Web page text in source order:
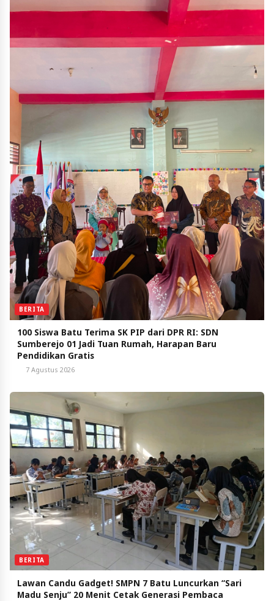
BERITA
100 Siswa Batu Terima SK PIP dari DPR RI: SDN
Sumberejo 01 Jadi Tuan Rumah, Harapan Baru
Pendidikan Gratis
7 Agustus 2026
BERITA
Lawan Candu Gadget! SMPN 7 Batu Luncurkan “Sari
Madu Senju” 20 Menit Cetak Generasi Pembaca